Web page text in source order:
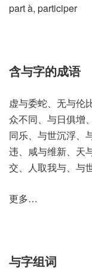
part à, participer
含与字的成语
虚与委蛇、无与伦
众不同、与日俱增
同乐、与世沉浮、
违、咸与维新、天
交、人取我与、与
更多…
与字组词